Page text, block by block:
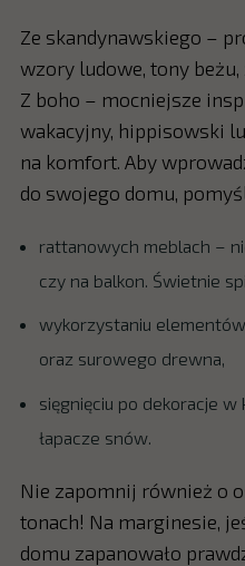
Ze skandynawskiego –
wzory ludowe, tony beżu,
Z boho – mocniejsze
wakacyjny, hippisowski
na komfort. Aby
do swojego domu,
rattanowych meblach –
czy na balkon. Świetnie
wykorzystaniu
oraz surowego drewna,
sięgnięciu po dekoracje w
łapacze snów.
Nie zapomnij również o
tonach! Na marginesie,
domu zapanowało